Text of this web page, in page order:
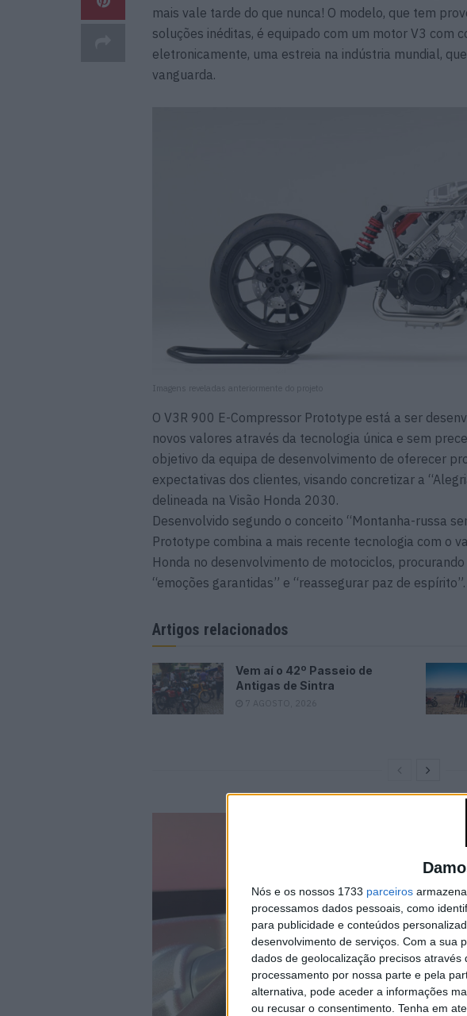
Nós e os nossos 1733 parceiros
processamos dados pessoais, como
para publicidade e conteúdos
desenvolvimento de serviços. Com a sua
dados de geolocalização precisos
processamento por nossa parte e pela
alternativa, pode aceder a informações
ou recusar o consentimento. Tenha em
mais vale tarde do que nunca! O modelo, que tem
soluções inéditas, é equipado com um motor V3 com
eletronicamente, uma estreia na indústria mundial,
vanguarda.
Imagens reveladas anteriormente do projeto
O V3R 900 E-Compressor Prototype está a ser
novos valores através da tecnologia única e sem
objetivo da equipa de desenvolvimento de oferecer
expectativas dos clientes, visando concretizar a
delineada na Visão Honda 2030.
Desenvolvido segundo o conceito “Montanha-russa
Prototype combina a mais recente tecnologia com o
Honda no desenvolvimento de motociclos,
“emoções garantidas” e “reassegurar paz de espírito”.
Artigos relacionados
Vem aí o 42º Passeio de
Antigas de Sintra
7 AGOSTO, 2026